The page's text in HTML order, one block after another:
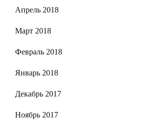
Апрель 2018
Март 2018
Февраль 2018
Январь 2018
Декабрь 2017
Ноябрь 2017